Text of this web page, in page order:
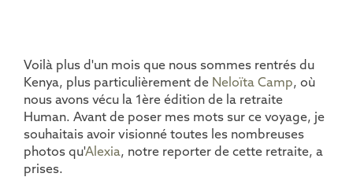
Voilà plus d'un mois que nous sommes rentrés du
Kenya, plus particulièrement de Neloïta Camp, où
nous avons vécu la 1ère édition de la retraite
Human. Avant de poser mes mots sur ce voyage, je
souhaitais avoir visionné toutes les nombreuses
photos qu'Alexia, notre reporter de cette retraite, a
prises.